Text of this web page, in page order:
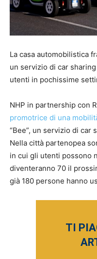
La casa automobilistica
un servizio di car
utenti in pochissime
NHP in partnership con
promotrice di una
“Bee”, un servizio di car
Nella città partenopea
in cui gli utenti possono
diventeranno 70 il
già 180 persone hanno
TI